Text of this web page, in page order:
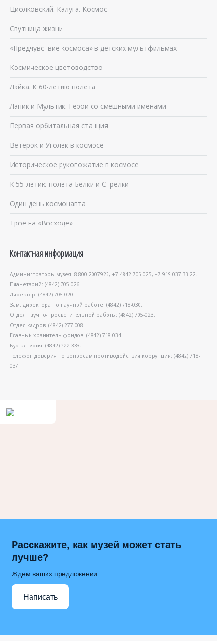
Циолковский. Калуга. Космос
Спутница жизни
«Предчувствие космоса» в детских мультфильмах
Космическое цветоводство
Лайка. К 60-летию полета
Лапик и Мультик. Герои со смешными именами
Первая орбитальная станция
Ветерок и Уголёк в космосе
Историческое рукопожатие в космосе
К 55-летию полёта Белки и Стрелки
Один день космонавта
Трое на «Восходе»
Контактная информация
Администраторы музея: 8 800 2007922, +7 4842 705-025, +7 919 037-33-22.
Планетарий: (4842) 705-026.
Директор: (4842) 705-020.
Зам. директора по научной работе: (4842) 718-030.
Отдел научно-просветительной работы: (4842) 705-023.
Отдел кадров: (4842) 277-008.
Главный хранитель фондов: (4842) 718-034.
Бухгалтерия: (4842) 222-333.
Телефон доверия по вопросам противодействия коррупции: (4842) 718-
037.
Расскажите, как музей может стать
лучше?
Ждём ваших предложений
Написать